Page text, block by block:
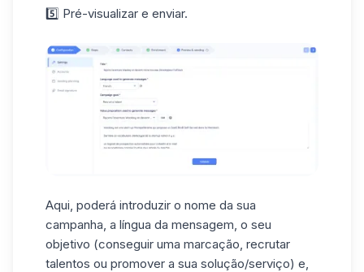
5️⃣ Pré-visualizar e enviar.
Aqui, poderá introduzir o nome da sua
campanha, a língua da mensagem , o seu
objetivo (conseguir uma marcação, recrutar
talentos ou promover a sua solução/serviço) e,